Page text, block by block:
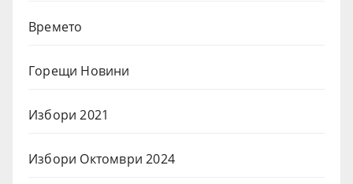
Времето
Горещи Новини
Избори 2021
Избори Октомври 2024